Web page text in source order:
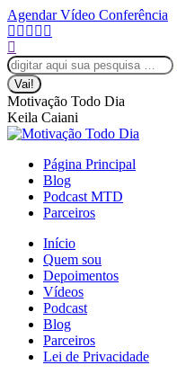
Saltar
para
o
conteúdo
Agendar Vídeo Conferência
A
Facebook
abre
numa
nova
janela
A
LinkedIn
abre
numa
nova
janela
A
Instagram
abre
numa
nova
janela
A
YouTube
abre
numa
nova
janela
WhatsApp
abre
numa
nova
janela
Pesquisar:
Motivação Todo Dia
Keila Caiani
Página Principal
Blog
Podcast MTD
Parceiros
Início
Quem sou
Depoimentos
Vídeos
Podcast
Blog
Parceiros
Lei de Privacidade